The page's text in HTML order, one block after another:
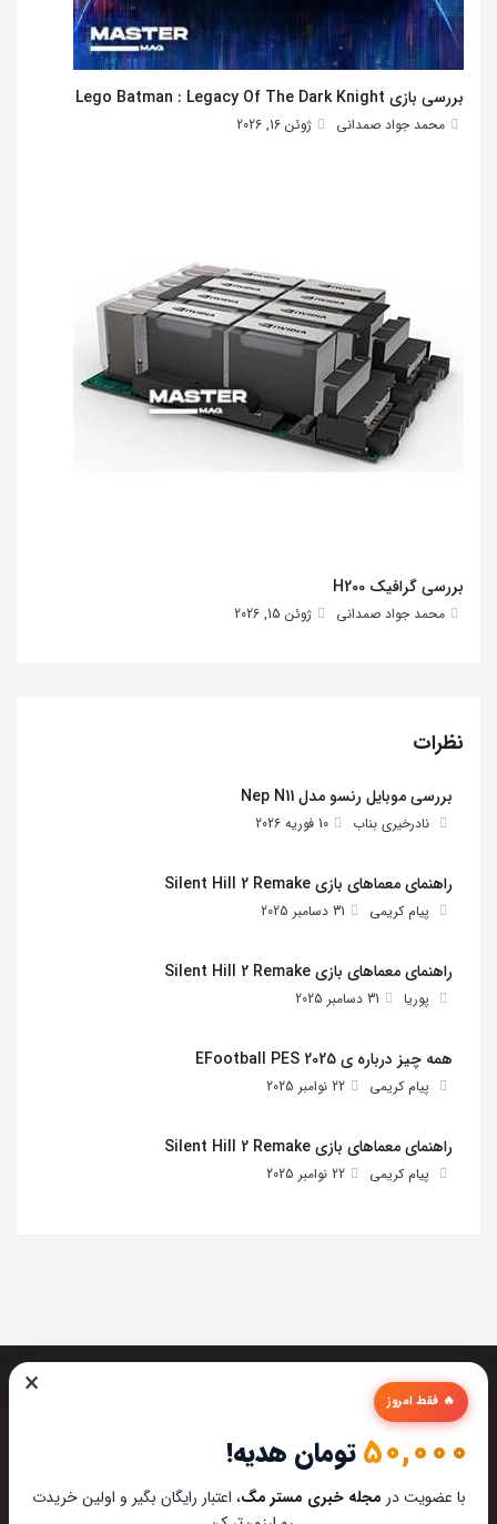
بررسی بازی Lego Batman : Legacy Of The Dark Knight
محمد جواد صمدانی ژوئن 16, 2026
بررسی گرافیک H200
محمد جواد صمدانی ژوئن 15, 2026
نظرات
بررسی موبایل رنسو مدل Nep N11
نادرخیری بناب 10 فوریه 2026
راهنمای معماهای بازی Silent Hill 2 Remake
پیام کریمی 31 دسامبر 2025
راهنمای معماهای بازی Silent Hill 2 Remake
پوریا 31 دسامبر 2025
همه چیز درباره ی EFootball PES 2025
پیام کریمی 22 نوامبر 2025
راهنمای معماهای بازی Silent Hill 2 Remake
پیام کریمی 22 نوامبر 2025
تیم مستر مگ تمام تلاشش رو میکنه تا بهترین تخصصی ترین و
به روز ترین مطالب رو برای عاشقان تکنولوژی اماده کنه از این که
× 🔥 فقط امروز
50,000تومان هدیه!
با عضویت در مجله خبری مستر مگ، اعتبار رایگان بگیر و اولین خریدت